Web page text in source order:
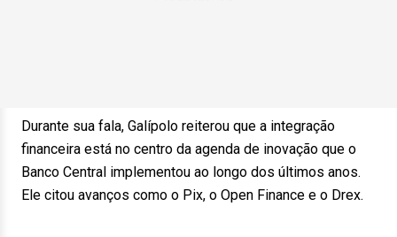
Durante sua fala, Galípolo reiterou que a integração
financeira está no centro da agenda de inovação que o
Banco Central implementou ao longo dos últimos anos.
Ele citou avanços como o Pix, o Open Finance e o Drex.